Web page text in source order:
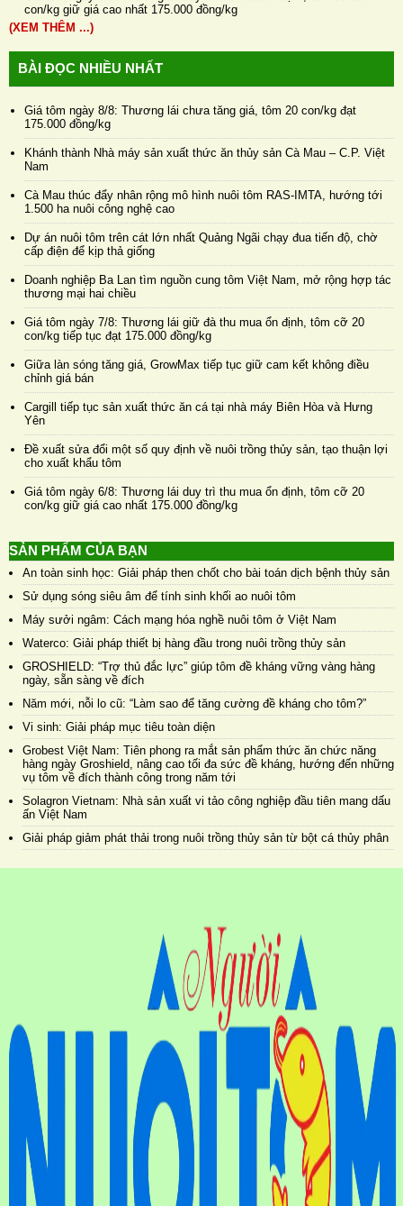
con/kg giữ giá cao nhất 175.000 đồng/kg
(XEM THÊM ...)
BÀI ĐỌC NHIỀU NHẤT
Giá tôm ngày 8/8: Thương lái chưa tăng giá, tôm 20 con/kg đạt
175.000 đồng/kg
Khánh thành Nhà máy sản xuất thức ăn thủy sản Cà Mau – C.P. Việt
Nam
Cà Mau thúc đẩy nhân rộng mô hình nuôi tôm RAS-IMTA, hướng tới
1.500 ha nuôi công nghệ cao
Dự án nuôi tôm trên cát lớn nhất Quảng Ngãi chạy đua tiến độ, chờ
cấp điện để kịp thả giống
Doanh nghiệp Ba Lan tìm nguồn cung tôm Việt Nam, mở rộng hợp tác
thương mại hai chiều
Giá tôm ngày 7/8: Thương lái giữ đà thu mua ổn định, tôm cỡ 20
con/kg tiếp tục đạt 175.000 đồng/kg
Giữa làn sóng tăng giá, GrowMax tiếp tục giữ cam kết không điều
chỉnh giá bán
Cargill tiếp tục sản xuất thức ăn cá tại nhà máy Biên Hòa và Hưng
Yên
Đề xuất sửa đổi một số quy định về nuôi trồng thủy sản, tạo thuận lợi
cho xuất khẩu tôm
Giá tôm ngày 6/8: Thương lái duy trì thu mua ổn định, tôm cỡ 20
con/kg giữ giá cao nhất 175.000 đồng/kg
SẢN PHẨM CỦA BẠN
An toàn sinh học: Giải pháp then chốt cho bài toán dịch bệnh thủy sản
Sử dụng sóng siêu âm để tính sinh khối ao nuôi tôm
Máy sưởi ngâm: Cách mạng hóa nghề nuôi tôm ở Việt Nam
Waterco: Giải pháp thiết bị hàng đầu trong nuôi trồng thủy sản
GROSHIELD: “Trợ thủ đắc lực” giúp tôm đề kháng vững vàng hàng
ngày, sẵn sàng về đích
Năm mới, nỗi lo cũ: “Làm sao để tăng cường đề kháng cho tôm?”
Vi sinh: Giải pháp mục tiêu toàn diện
Grobest Việt Nam: Tiên phong ra mắt sản phẩm thức ăn chức năng
hàng ngày Groshield, nâng cao tối đa sức đề kháng, hướng đến những
vụ tôm về đích thành công trong năm tới
Solagron Vietnam: Nhà sản xuất vi tảo công nghiệp đầu tiên mang dấu
ấn Việt Nam
Giải pháp giảm phát thải trong nuôi trồng thủy sản từ bột cá thủy phân